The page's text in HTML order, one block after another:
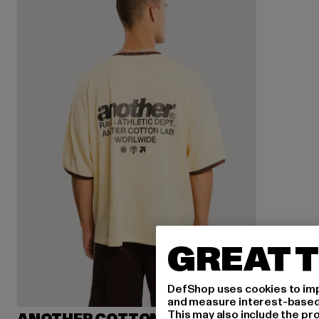
GREAT
DefShop uses cookies to
and measure interest-
This may also include the